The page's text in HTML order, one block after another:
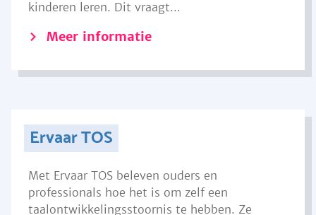
kinderen leren. Dit vraagt...
Meer informatie
Ervaar TOS
Met Ervaar TOS beleven ouders en
professionals hoe het is om zelf een
taalontwikkelingsstoornis te hebben. Ze